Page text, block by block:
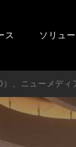
ス ソリュ
、ニューメディ